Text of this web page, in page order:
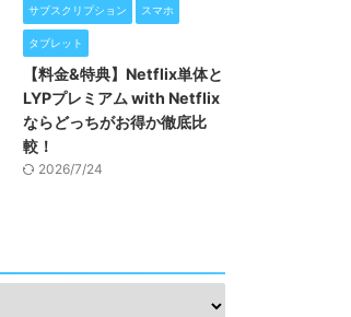
サブスクリプション スマホ
タブレット
【料金&特典】Netflix単体と
LYPプレミアム with Netflix
ならどっちがお得か徹底比
較！
2026/7/24